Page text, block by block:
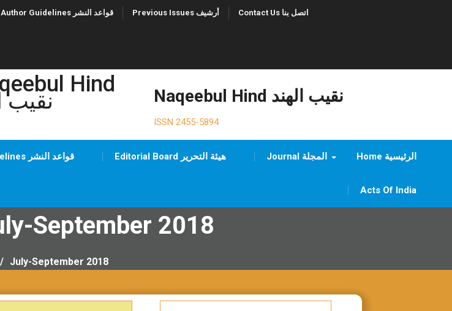
Author Guidelines قواعد النشر Previous Issues أرشيف Contact Us اتصل بنا
Naqeebul Hind نقيب الهند
ISSN 2455-5894
Home الرئيسية Journal المجلة Editorial Board هيئة التحرير Author Guidelines قواعد النشر
Acts Of India
September 2018
July-September 2018